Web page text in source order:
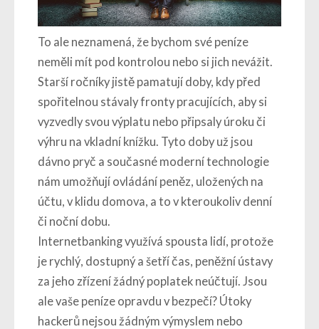
To ale neznamená, že bychom své peníze
neměli mít pod kontrolou nebo si jich nevážit.
Starší ročníky jistě pamatují doby, kdy před
spořitelnou stávaly fronty pracujících, aby si
vyzvedly svou výplatu nebo připsaly úroku či
výhru na vkladní knížku. Tyto doby už jsou
dávno pryč a současné moderní technologie
nám umožňují ovládání peněz, uložených na
účtu, v klidu domova, a to v kteroukoliv denní
či noční dobu.
Internetbanking využívá spousta lidí, protože
je rychlý, dostupný a šetří čas, peněžní ústavy
za jeho zřízení žádný poplatek neúčtují. Jsou
ale vaše peníze opravdu v bezpečí? Útoky
hackerů nejsou žádným výmyslem nebo